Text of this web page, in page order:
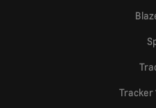
Tracker